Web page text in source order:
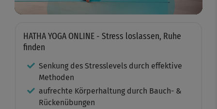
HATHA YOGA ONLINE - Stress loslassen, Ruhe
finden
Senkung des Stresslevels durch effektive
Methoden
aufrechte Körperhaltung durch Bauch- &
Rückenübungen